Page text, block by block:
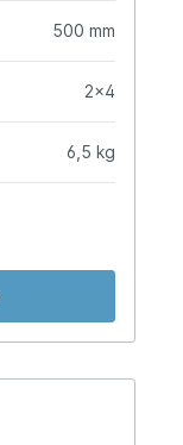
500 mm
2x4
6,5 kg